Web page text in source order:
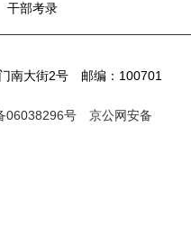
干部考录
南大街2号 邮编：100701
06038296号
京公网安备